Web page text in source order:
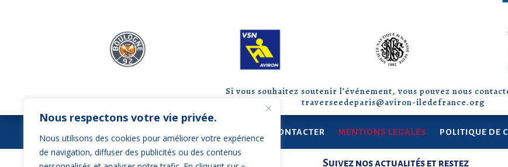
Nous respectons votre vie privée.
Nous utilisons des cookies pour améliorer votre expérience
de navigation, diffuser des publicités ou des contenus
Si vous souhaitez soutenir l’événement, vous pouvez nous
traverseedeparis@aviron-iledefrance.org
NOUS CONTACTER MENTIONS LEGALES POLITIQUE DE
Ligue Île-de-France d'Aviron Suivez nos actualités et restez